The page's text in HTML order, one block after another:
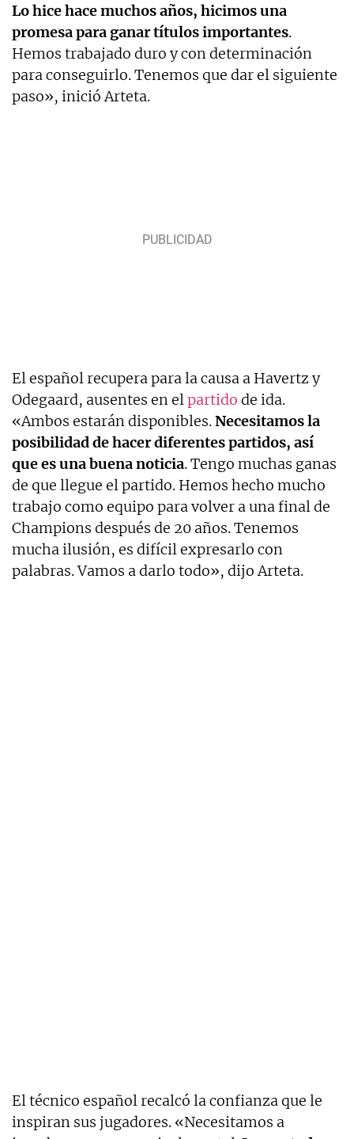
Lo hice hace muchos años, hicimos una
promesa para ganar títulos importantes.
Hemos trabajado duro y con determinación
para conseguirlo. Tenemos que dar el siguiente
paso», inició Arteta.
El español recupera para la causa a Havertz y
Odegaard, ausentes en elpartido de ida.
«Ambos estarán disponibles.Necesitamos la
posibilidad de hacer diferentes partidos, así
que es una buena noticia. Tengo muchas ganas
de que llegue el partido. Hemos hecho mucho
trabajo como equipo para volver a una final de
Champions después de 20 años. Tenemos
mucha ilusión, es difícil expresarlo con
palabras. Vamos a darlo todo», dijo Arteta.
El técnico español recalcó la confianza que le
inspiran sus jugadores. «Necesitamos a